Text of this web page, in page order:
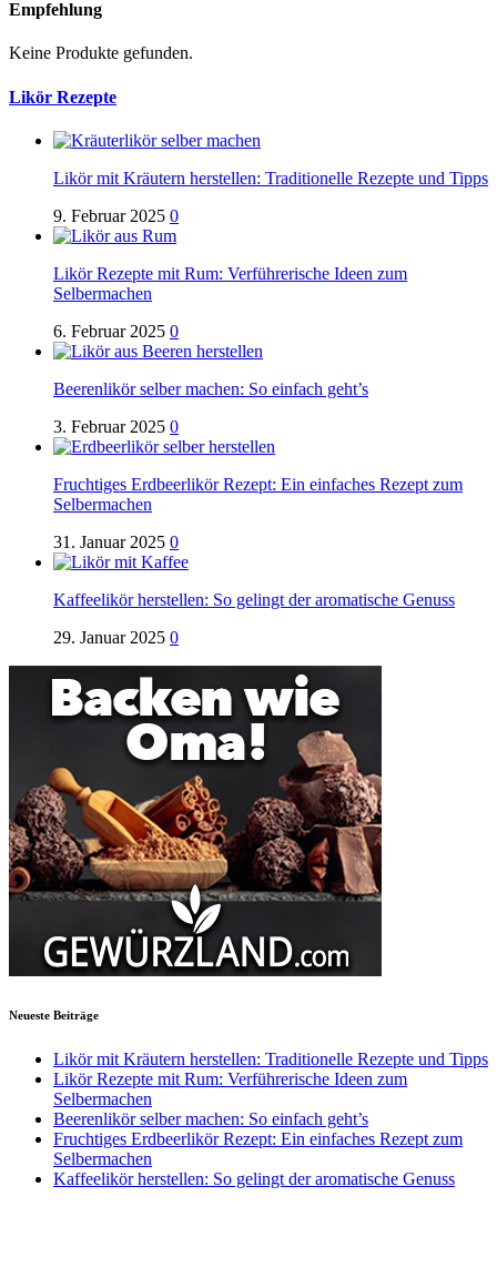
Empfehlung
Keine Produkte gefunden.
Likör Rezepte
Likör mit Kräutern herstellen: Traditionelle Rezepte und Tipps
9. Februar 2025 0
Likör Rezepte mit Rum: Verführerische Ideen zum
Selbermachen
6. Februar 2025 0
Beerenlikör selber machen: So einfach geht’s
3. Februar 2025 0
Fruchtiges Erdbeerlikör Rezept: Ein einfaches Rezept zum
Selbermachen
31. Januar 2025 0
Kaffeelikör herstellen: So gelingt der aromatische Genuss
29. Januar 2025 0
Neueste Beiträge
Likör mit Kräutern herstellen: Traditionelle Rezepte und Tipps
Likör Rezepte mit Rum: Verführerische Ideen zum
Selbermachen
Beerenlikör selber machen: So einfach geht’s
Fruchtiges Erdbeerlikör Rezept: Ein einfaches Rezept zum
Selbermachen
Kaffeelikör herstellen: So gelingt der aromatische Genuss